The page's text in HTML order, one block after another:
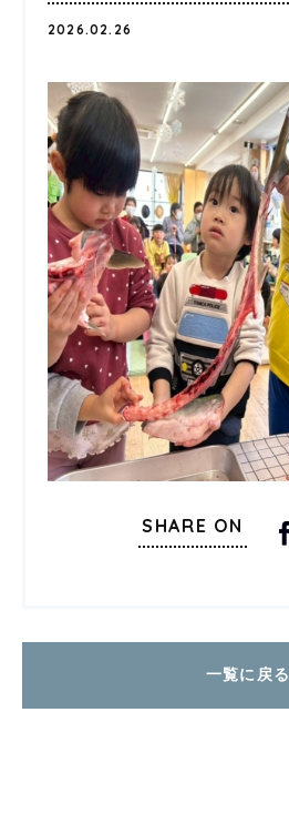
2026.02.26
SHARE ON
一覧に戻る